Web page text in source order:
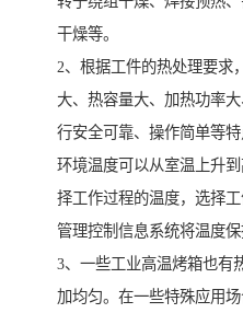
干燥等。
2、根据工件的热处理要求
大、热容量大、加热功率
行安全可靠、操作简单等
环境温度可以从室温上升
择工作过程的温度，选择
管理控制信息系统将温度保
3、一些工业高温烤箱也有
加均匀。在一些特殊应用